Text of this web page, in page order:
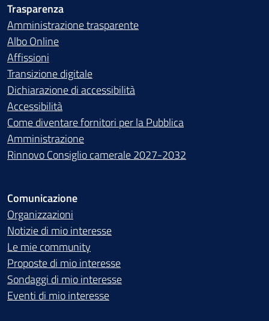
Trasparenza
Amministrazione trasparente
Albo Online
Affissioni
Transizione digitale
Dichiarazione di accessibilità
Accessibilità
Come diventare fornitori per la Pubblica
Amministrazione
Rinnovo Consiglio camerale 2027-2032
Comunicazione
Organizzazioni
Notizie di mio interesse
Le mie community
Proposte di mio interesse
Sondaggi di mio interesse
Eventi di mio interesse